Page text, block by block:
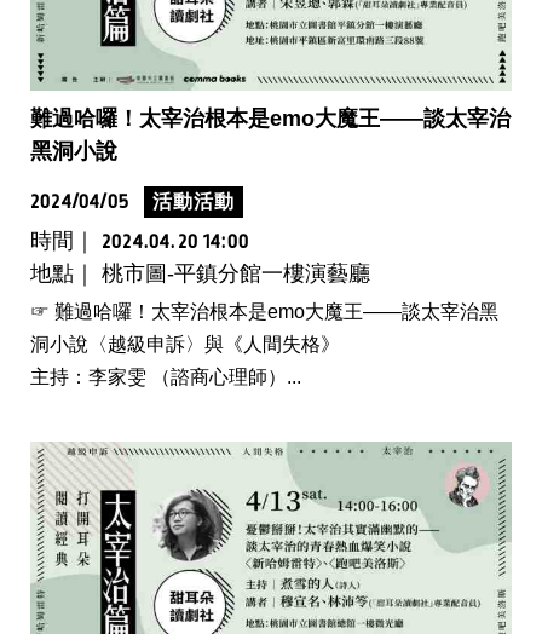
難過哈囉！太宰治根本是emo大魔王——談太宰治
黑洞小說
2024/04/05 活動活動
時間｜ 2024.04.20 14:00
地點｜ 桃市圖-平鎮分館一樓演藝廳
☞ 難過哈囉！太宰治根本是emo大魔王——談太宰治黑
洞小說〈越級申訴〉與《人間失格》
主持：李家雯 （諮商心理師）...